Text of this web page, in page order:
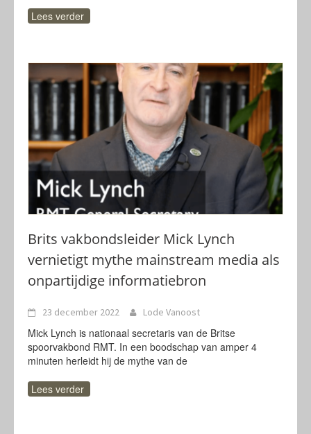
Lees verder
Brits vakbondsleider Mick Lynch
vernietigt mythe mainstream media als
onpartijdige informatiebron
23 december 2022 Lode Vanoost
Mick Lynch is nationaal secretaris van de Britse
spoorvakbond RMT. In een boodschap van amper 4
minuten herleidt hij de mythe van de
Lees verder